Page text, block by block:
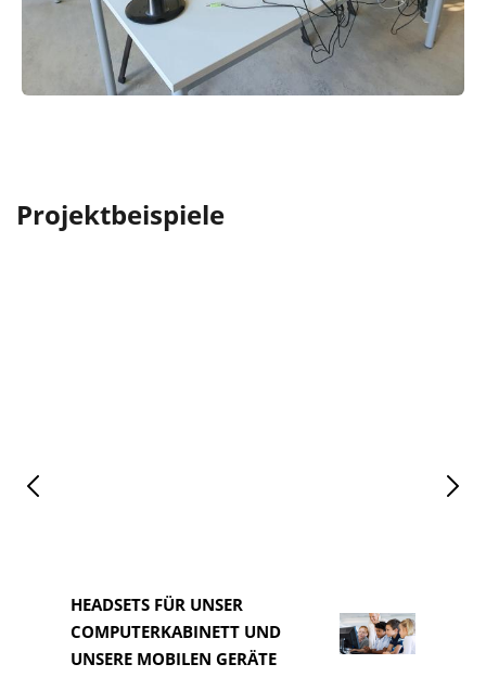
Projektbeispiele
HEADSETS FÜR UNSER
COMPUTERKABINETT UND
UNSERE MOBILEN GERÄTE